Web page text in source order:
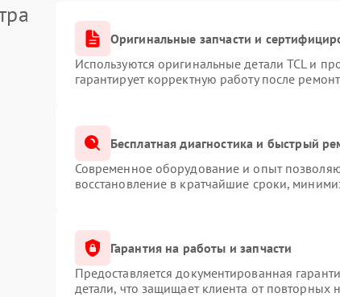
Оригинальные запчасти и
Используются оригинальные детали TCL и
гарантирует корректную работу после
Бесплатная диагностика и быстрый
Современное оборудование и опыт
восстановление в кратчайшие сроки,
Гарантия на работы и запчасти
Предоставляется документированная
детали, что защищает клиента от повторных